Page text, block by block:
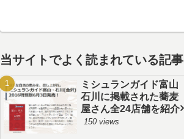
当サイトでよく読まれている記事
ミシュランガイド富山
石川に掲載された蕎麦
屋さん全24店舗を紹介
150 views